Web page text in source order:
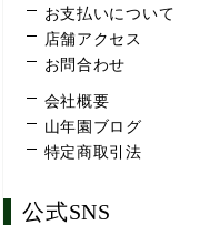
お支払いについて
店舗アクセス
お問合わせ
会社概要
山年園ブログ
特定商取引法
公式SNS